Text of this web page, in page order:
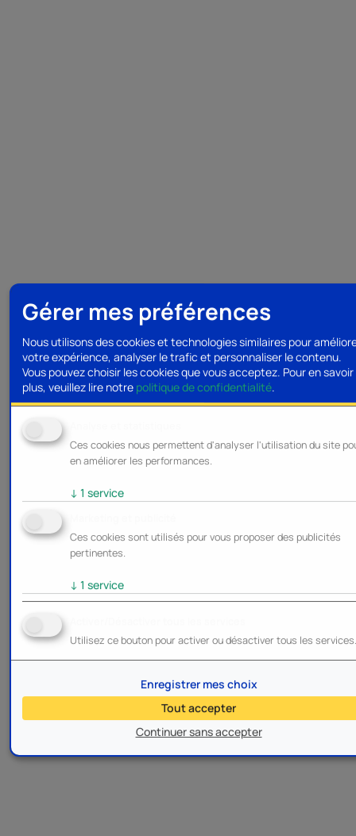
Gérer mes préférences
Nous utilisons des cookies et technologies similaires pour
votre expérience, analyser le trafic et personnaliser le contenu.
Vous pouvez choisir les cookies que vous acceptez. Pour en savoir
plus, veuillez lire notre politique de confidentialité.
Ces cookies nous permettent d'analyser l'utilisation du site
en améliorer les performances.
↓ 1 service
Ces cookies sont utilisés pour vous proposer des publicités
pertinentes.
↓ 1 service
Utilisez ce bouton pour activer ou désactiver tous les services.
Continuer sans accepter
Enregistrer mes choix
Tout accepter